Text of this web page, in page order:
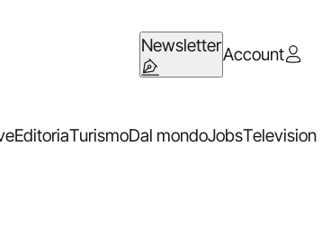
NewsletterAccount
EditoriaTurismoDal mondoJobsTelevision